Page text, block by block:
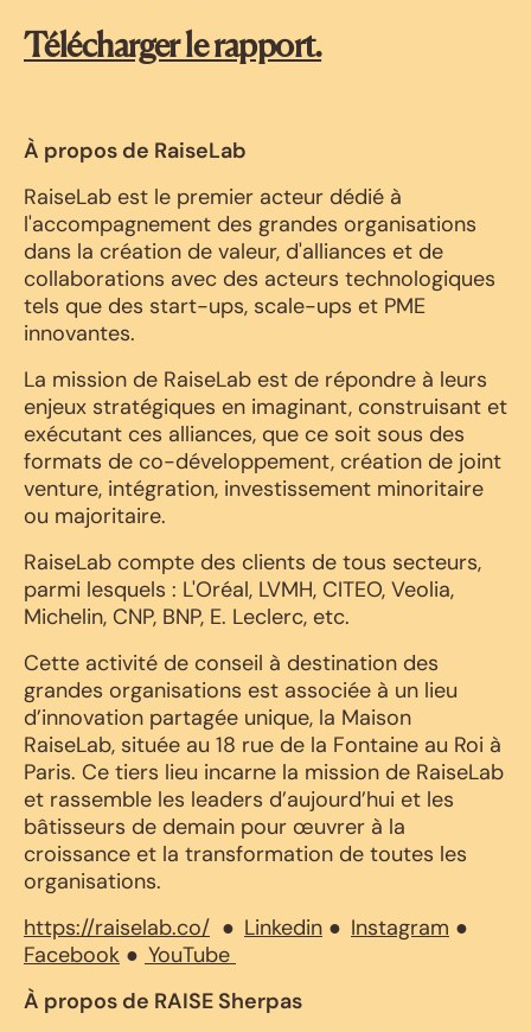
Télécharger le rapport.
À propos de RaiseLab
RaiseLab est le premier acteur dédié à
l'accompagnement des grandes organisations
dans la création de valeur, d'alliances et de
collaborations avec des acteurs technologiques
tels que des start-ups, scale-ups et PME
innovantes.
La mission de RaiseLab est de répondre à leurs
enjeux stratégiques en imaginant, construisant et
exécutant ces alliances, que ce soit sous des
formats de co-développement, création de joint
venture, intégration, investissement minoritaire
ou majoritaire.
RaiseLab compte des clients de tous secteurs,
parmi lesquels : L'Oréal, LVMH, CITEO, Veolia,
Michelin, CNP, BNP, E. Leclerc, etc.
Cette activité de conseil à destination des
grandes organisations est associée à un lieu
d’innovation partagée unique, la Maison
RaiseLab, située au 18 rue de la Fontaine au Roi à
Paris. Ce tiers lieu incarne la mission de RaiseLab
et rassemble les leaders d’aujourd’hui et les
bâtisseurs de demain pour œuvrer à la
croissance et la transformation de toutes les
organisations.
https://raiselab.co/ ● Linkedin ● Instagram ●
Facebook ● YouTube
À propos de RAISE Sherpas